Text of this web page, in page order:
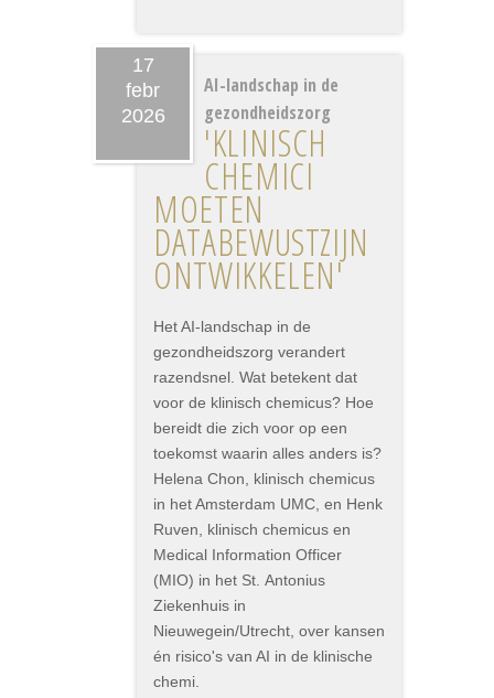
17
febr
2026
AI-landschap in de
gezondheidszorg
'KLINISCH
CHEMICI
MOETEN
DATABEWUSTZIJN
ONTWIKKELEN'
Het AI-landschap in de
gezondheidszorg verandert
razendsnel. Wat betekent dat
voor de klinisch chemicus? Hoe
bereidt die zich voor op een
toekomst waarin alles anders is?
Helena Chon, klinisch chemicus
in het Amsterdam UMC, en Henk
Ruven, klinisch chemicus en
Medical Information Officer
(MIO) in het St. Antonius
Ziekenhuis in
Nieuwegein/Utrecht, over kansen
én risico's van AI in de klinische
chemi.